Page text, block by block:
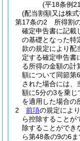
(平18条例
(配当割額又は株
第17条の2
所得割
確定申告書に記載
の基礎となった特
款の規定により配
定する確定申告書
る所得の金額の計
額について同節第
された場合には、
額に5分の3を乗じ
を適用した場合の
2
前項の規定によ
ら控除することが
除することができ
ら第48条の9の6ま